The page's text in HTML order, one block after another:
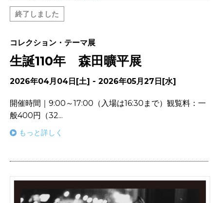
終了しました
コレクション・テーマ展
生誕110年 森田曠平展
2026年04月04日[土] - 2026年05月27日[水]
開催時間｜9:00～17:00（入場は16:30まで）観覧料：一
般400円（32...
もっと詳しく